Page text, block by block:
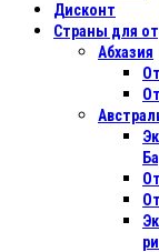
Дисконт
Страны для
Абхазия